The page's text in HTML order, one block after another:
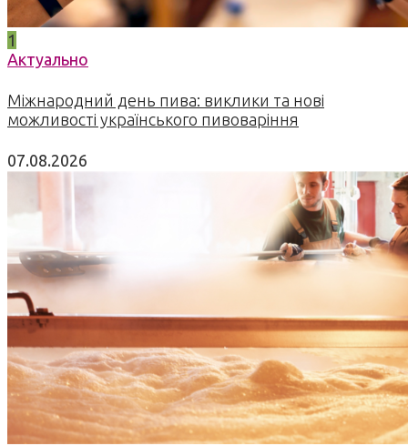
1
Актуально
Міжнародний день пива: виклики та нові
можливості українського пивоваріння
07.08.2026